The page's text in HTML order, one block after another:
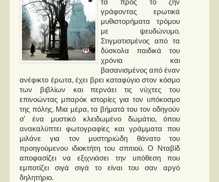
γράφοντας ερωτικά
μυθιστορήματα τρόμου
με ψευδώνυμο.
Στιγματισμένος από τα
δύσκολα παιδικά του
χρόνια και
βασανισμένος από έναν
ανέφικτο έρωτα, έχει βρει καταφύγιο στον κόσμο
των βιβλίων και περνάει τις νύχτες του
επινοώντας μπαρόκ ιστορίες για τον υπόκοσμο
της πόλης. Μια μέρα, τα βήματά του τον οδηγούν
σ’ ένα μυστικό κλειδωμένο δωμάτιο, όπου
ανακαλύπτει φωτογραφίες και γράμματα που
μιλάνε για τον μυστηριώδη θάνατο του
προηγούμενου ιδιοκτήτη του σπιτιού. Ο Νταβίδ
αποφασίζει να εξιχνιάσει την υπόθεση που
εμποτίζει σιγά σιγά το είναι του σαν αργό
δηλητήριο.